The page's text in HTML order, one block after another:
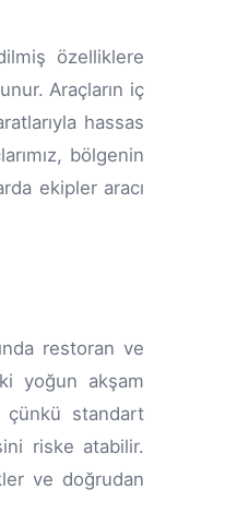
özelliklere
Araçların iç
hassas
bölgenin
ekipler aracı
restoran ve
yoğun akşam
çünkü standart
riske atabilir.
ve doğrudan